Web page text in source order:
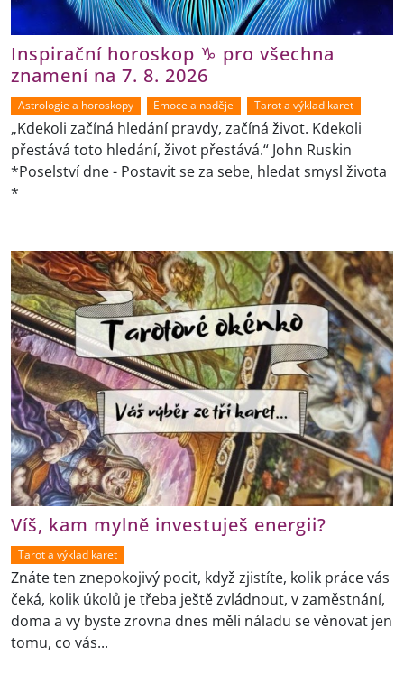
Inspirační horoskop ♑ pro všechna
znamení na 7. 8. 2026
Astrologie a horoskopy Emoce a naděje Tarot a výklad karet
„Kdekoli začíná hledání pravdy, začíná život. Kdekoli
přestává toto hledání, život přestává.“ John Ruskin
*Poselství dne - Postavit se za sebe, hledat smysl života
*
Víš, kam mylně investuješ energii?
Tarot a výklad karet
Znáte ten znepokojivý pocit, když zjistíte, kolik práce vás
čeká, kolik úkolů je třeba ještě zvládnout, v zaměstnání,
doma a vy byste zrovna dnes měli náladu se věnovat jen
tomu, co vás...